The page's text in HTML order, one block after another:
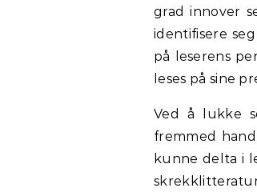
grad innover
identifisere
på leserens
leses på sine
Ved å lukke
fremmed
kunne delta i